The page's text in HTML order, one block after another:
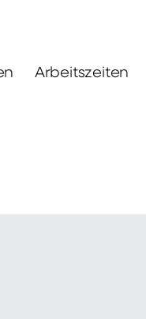
Arbeitszeiten